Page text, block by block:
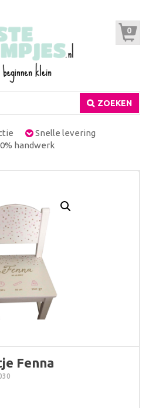
0
ZOEKEN
Snelle levering
handwerk
Fenna